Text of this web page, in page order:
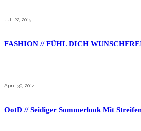
Juli 22, 2015
FASHION // FÜHL DICH
April 30, 2014
OotD // Seidiger Sommerlook Mit